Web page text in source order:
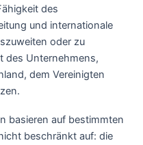
des
und internationale
oder zu
des Unternehmens,
dem Vereinigten
basieren auf bestimmten
beschränkt auf: die